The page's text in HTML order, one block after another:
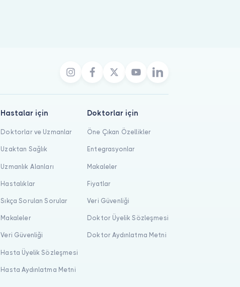
Hastalar için
Doktorlar ve Uzmanlar
Uzaktan Sağlık
Uzmanlık Alanları
Hastalıklar
Sıkça Sorulan Sorular
Makaleler
Veri Güvenliği
Hasta Üyelik Sözleşmesi
Hasta Aydınlatma Metni
Doktorlar için
Öne Çıkan Özellikler
Entegrasyonlar
Makaleler
Fiyatlar
Veri Güvenliği
Doktor Üyelik Sözleşmesi
Doktor Aydınlatma Metni